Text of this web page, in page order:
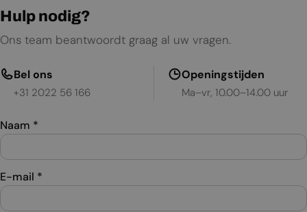
Hulp nodig?
Ons team beantwoordt graag al uw vragen.
Bel ons
+31 2022 56 166
Openingstijden
Ma–vr, 10.00–14.00 uur
Naam *
E-mail *